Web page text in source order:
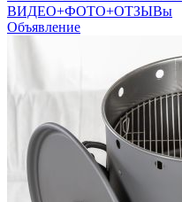
ВИДЕО+ФОТО+ОТЗЫВы
Объявление